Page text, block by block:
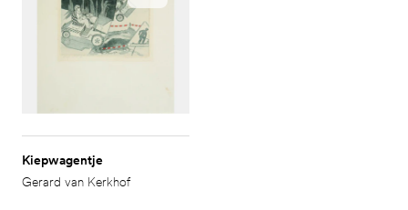
Kiepwagentje
Gerard van Kerkhof